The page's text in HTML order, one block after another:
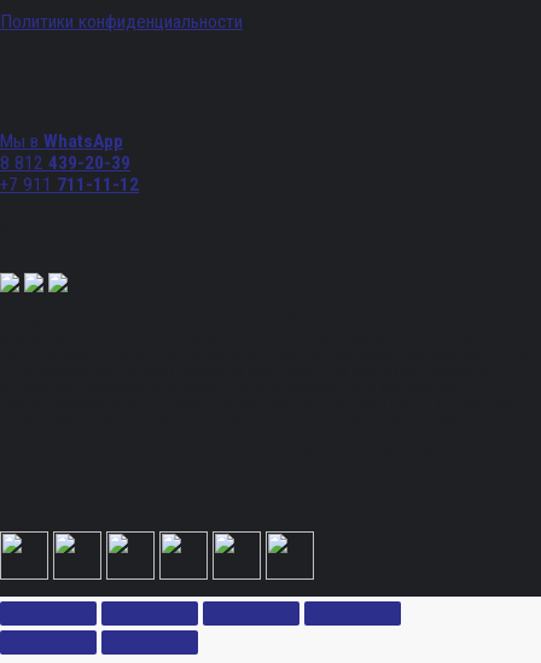
Политики конфиденциальности
Мы в WhatsApp
8 812 439-20-39
+7 911 711-11-12